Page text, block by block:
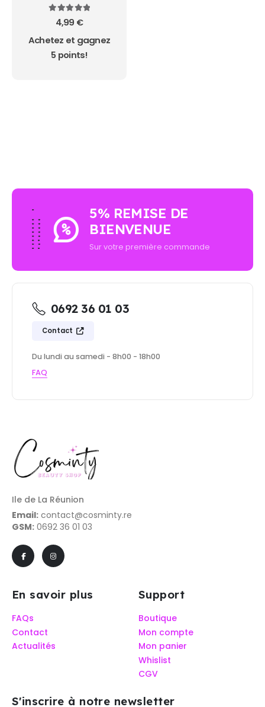
001 MANZILIN
5.00sur 5
4,99 €
Achetez et gagnez
5 points!
5% REMISE DE
BIENVENUE
Sur votre première commande
0692 36 01 03
Contact
Du lundi au samedi - 8h00 - 18h00
FAQ
Ile de La Réunion
Email: contact@cosminty.re
GSM: 0692 36 01 03
En savoir plus
FAQs
Contact
Actualités
Support
Boutique
Mon compte
Mon panier
Whislist
CGV
S'inscrire à notre newsletter